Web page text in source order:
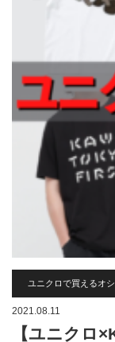
ユニクロで買えるオ
2021.08.11
【ユニクロ